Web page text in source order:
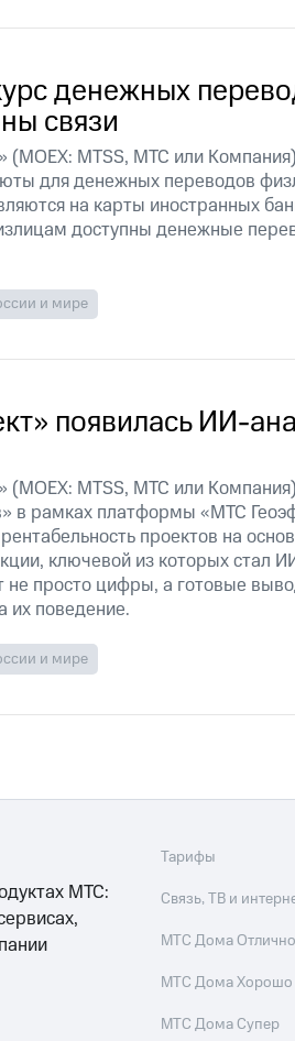
денежных
связи
MTSS, МТС или
для денежных переводов
на карты иностранных
доступны денежные
и мире
появилась ИИ-
MTSS, МТС или Компания)
в рамках платформы «МТС
проектов на
ключевой из которых
не просто цифры, а готовые
их поведение.
и мире
МТС:
Тарифы
Связь, ТВ и
МТС Дома Отлично
МТС Дома Хорошо
МТС Дома Супер